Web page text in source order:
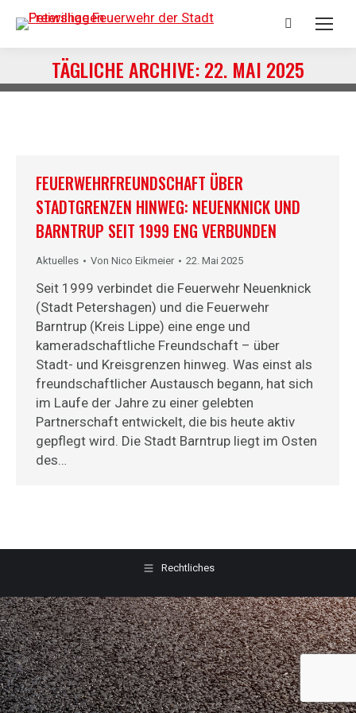
Suchen:
TÄGLICHE ARCHIVE:22. MAI 2025
Du bist hier:
FEUERWEHRFREUNDSCHAFT ÜBER
STADTGRENZEN HINWEG: NEUENKNICK UND
BARNTRUP SEIT 1999 ENG VERBUNDEN
Aktuelles Von Nico Eikmeier 22. Mai 2025
Seit 1999 verbindet die Feuerwehr Neuenknick
(Stadt Petershagen) und die Feuerwehr
Barntrup (Kreis Lippe) eine enge und
kameradschaftliche Freundschaft – über
Stadt- und Kreisgrenzen hinweg. Was einst als
freundschaftlicher Austausch begann, hat sich
im Laufe der Jahre zu einer gelebten
Partnerschaft entwickelt, die bis heute aktiv
gepflegt wird. Die Stadt Barntrup liegt im Osten
des…
Rechtliches